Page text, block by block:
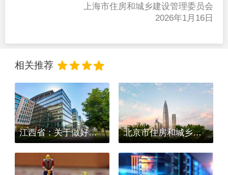
上海市住房和城乡建设管理委员会
2026年1月16日
相关推荐
江西省：关于做好我省房屋建筑市政工程复（开）工疫情防控和安全生产有关工作的通知 北京市住房和城乡建设委员会关于印发《施工现场新型冠状病毒感染的肺炎疫情防控工作管理规定》的通知